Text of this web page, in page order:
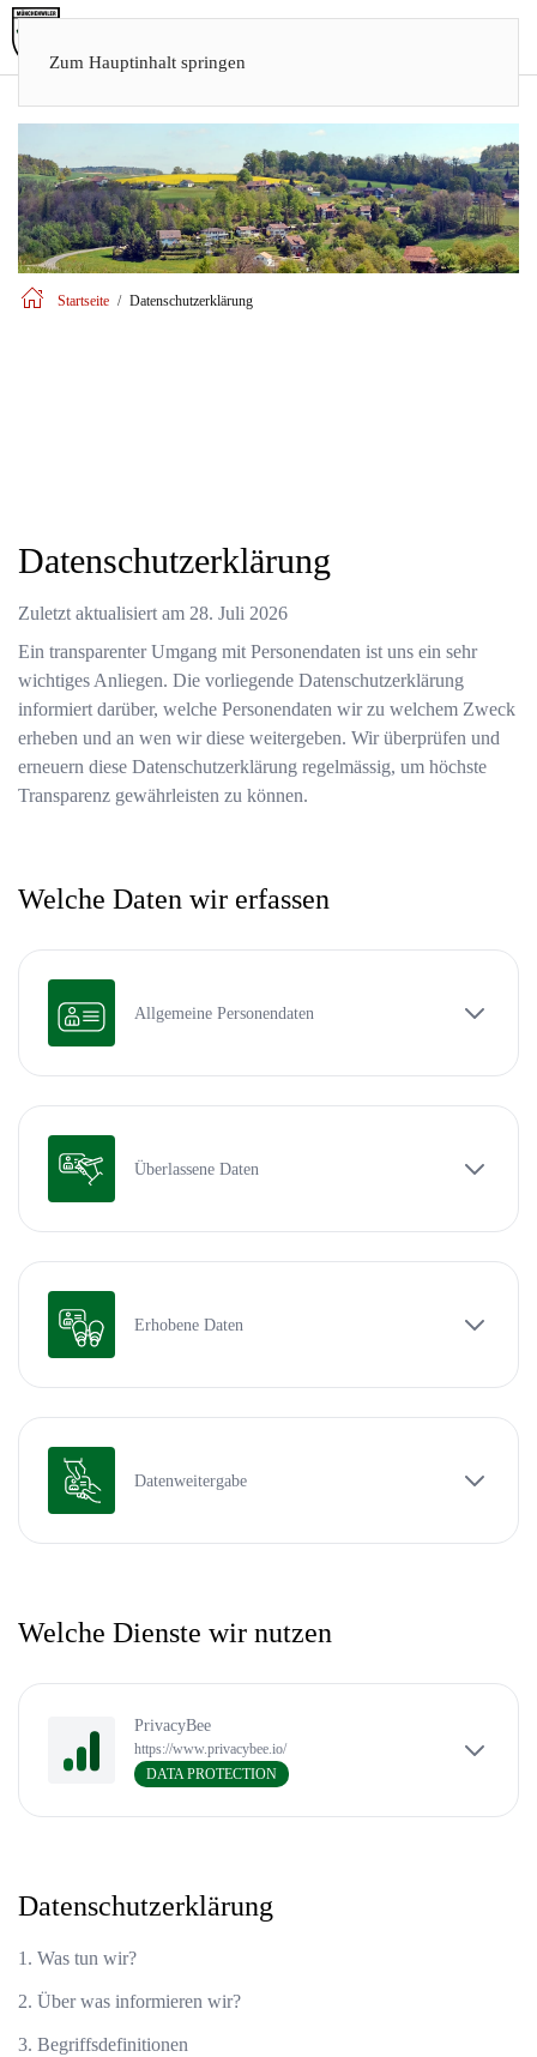
Zum Hauptinhalt springen
Startseite Datenschutzerklärung
Datenschutzerklärung
Zuletzt aktualisiert am 28. Juli 2026
Ein transparenter Umgang mit Personendaten ist uns ein sehr
wichtiges Anliegen. Die vorliegende Datenschutzerklärung
informiert darüber, welche Personendaten wir zu welchem Zweck
erheben und an wen wir diese weitergeben. Wir überprüfen und
erneuern diese Datenschutzerklärung regelmässig, um höchste
Transparenz gewährleisten zu können.
Welche Daten wir erfassen
Allgemeine Personendaten
Überlassene Daten
Erhobene Daten
Datenweitergabe
Welche Dienste wir nutzen
PrivacyBee
https://www.privacybee.io/
DATA PROTECTION
Datenschutzerklärung
1. Was tun wir?
2. Über was informieren wir?
3. Begriffsdefinitionen